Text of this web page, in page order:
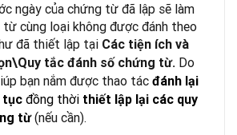
ngày của chứng từ đã lập sẽ làm
cùng loại không được đánh theo
đã thiết lập tại Các tiện ích và
tắc đánh số chứng từ. Do
bạn nắm được thao tác đánh lại
tục đồng thời thiết lập lại các quy
từ(nếu cần).